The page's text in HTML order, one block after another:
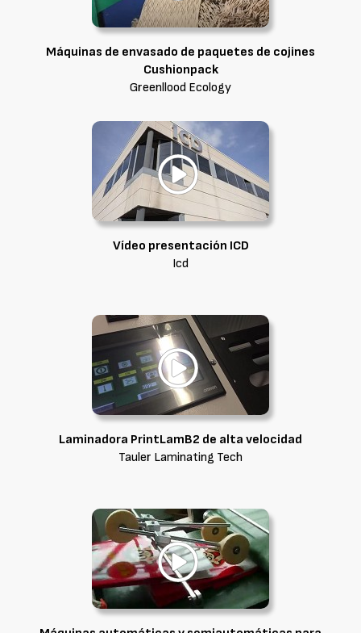
Máquinas de envasado de paquetes de cojines
Cushionpack
Greenllood Ecology
Vídeo presentación ICD
Icd
Laminadora PrintLamB2 de alta velocidad
Tauler Laminating Tech